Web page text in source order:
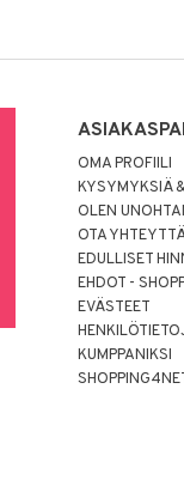
OMA PROFIILI
KYSYMYKSIÄ
OLEN
OTA
EDULLISET
EHDOT -
EVÄSTEET
KUMPPANIKSI